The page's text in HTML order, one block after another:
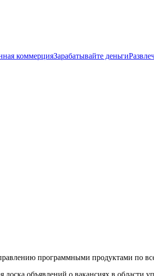
коммерцияЗарабатывайте деньги
программными продуктами по
доска объявлений о вакансиях в